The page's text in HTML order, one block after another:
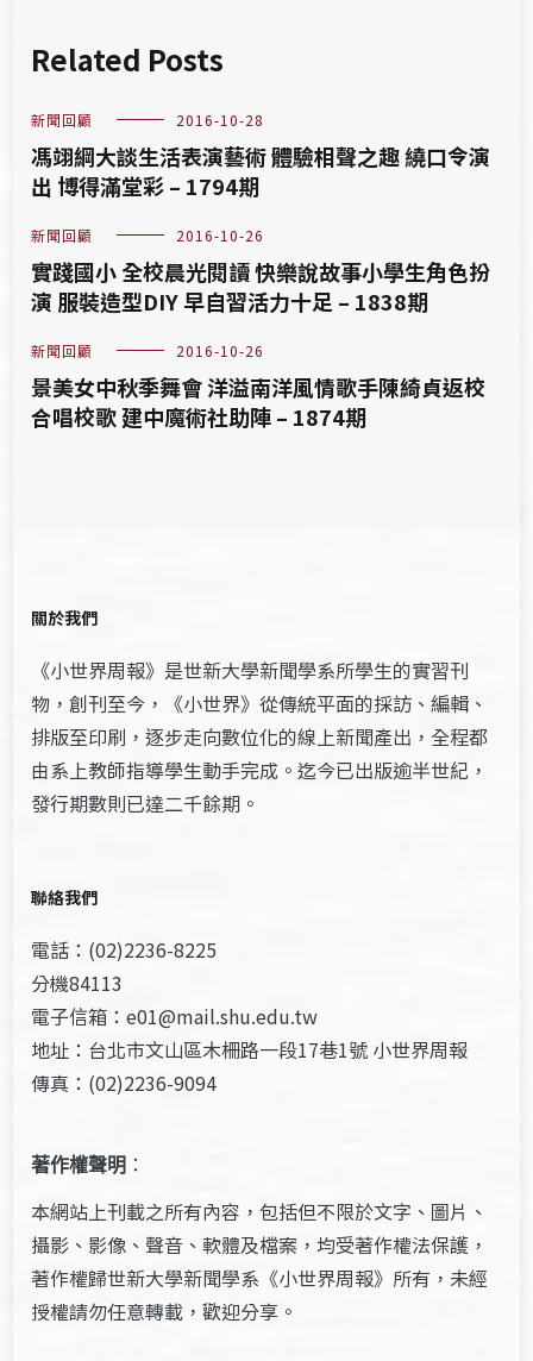
Related Posts
新聞回顧 2016-10-28
馮翊綱大談生活表演藝術 體驗相聲之趣 繞口令演
出 博得滿堂彩 – 1794期
新聞回顧 2016-10-26
實踐國小 全校晨光閱讀 快樂說故事小學生角色扮
演 服裝造型DIY 早自習活力十足 – 1838期
新聞回顧 2016-10-26
景美女中秋季舞會 洋溢南洋風情歌手陳綺貞返校
合唱校歌 建中魔術社助陣 – 1874期
關於我們
《小世界周報》是世新大學新聞學系所學生的實習刊
物，創刊至今，《小世界》從傳統平面的採訪、編輯、
排版至印刷，逐步走向數位化的線上新聞產出，全程都
由系上教師指導學生動手完成。迄今已出版逾半世紀，
發行期數則已達二千餘期。
聯絡我們
電話：(02)2236-8225
分機84113
電子信箱：e01@mail.shu.edu.tw
地址：台北市文山區木柵路一段17巷1號 小世界周報
傳真：(02)2236-9094
著作權聲明 ：
本網站上刊載之所有內容，包括但不限於文字、圖片、
攝影、影像、聲音、軟體及檔案，均受著作權法保護，
著作權歸世新大學新聞學系《小世界周報》所有，未經
授權請勿任意轉載，歡迎分享。